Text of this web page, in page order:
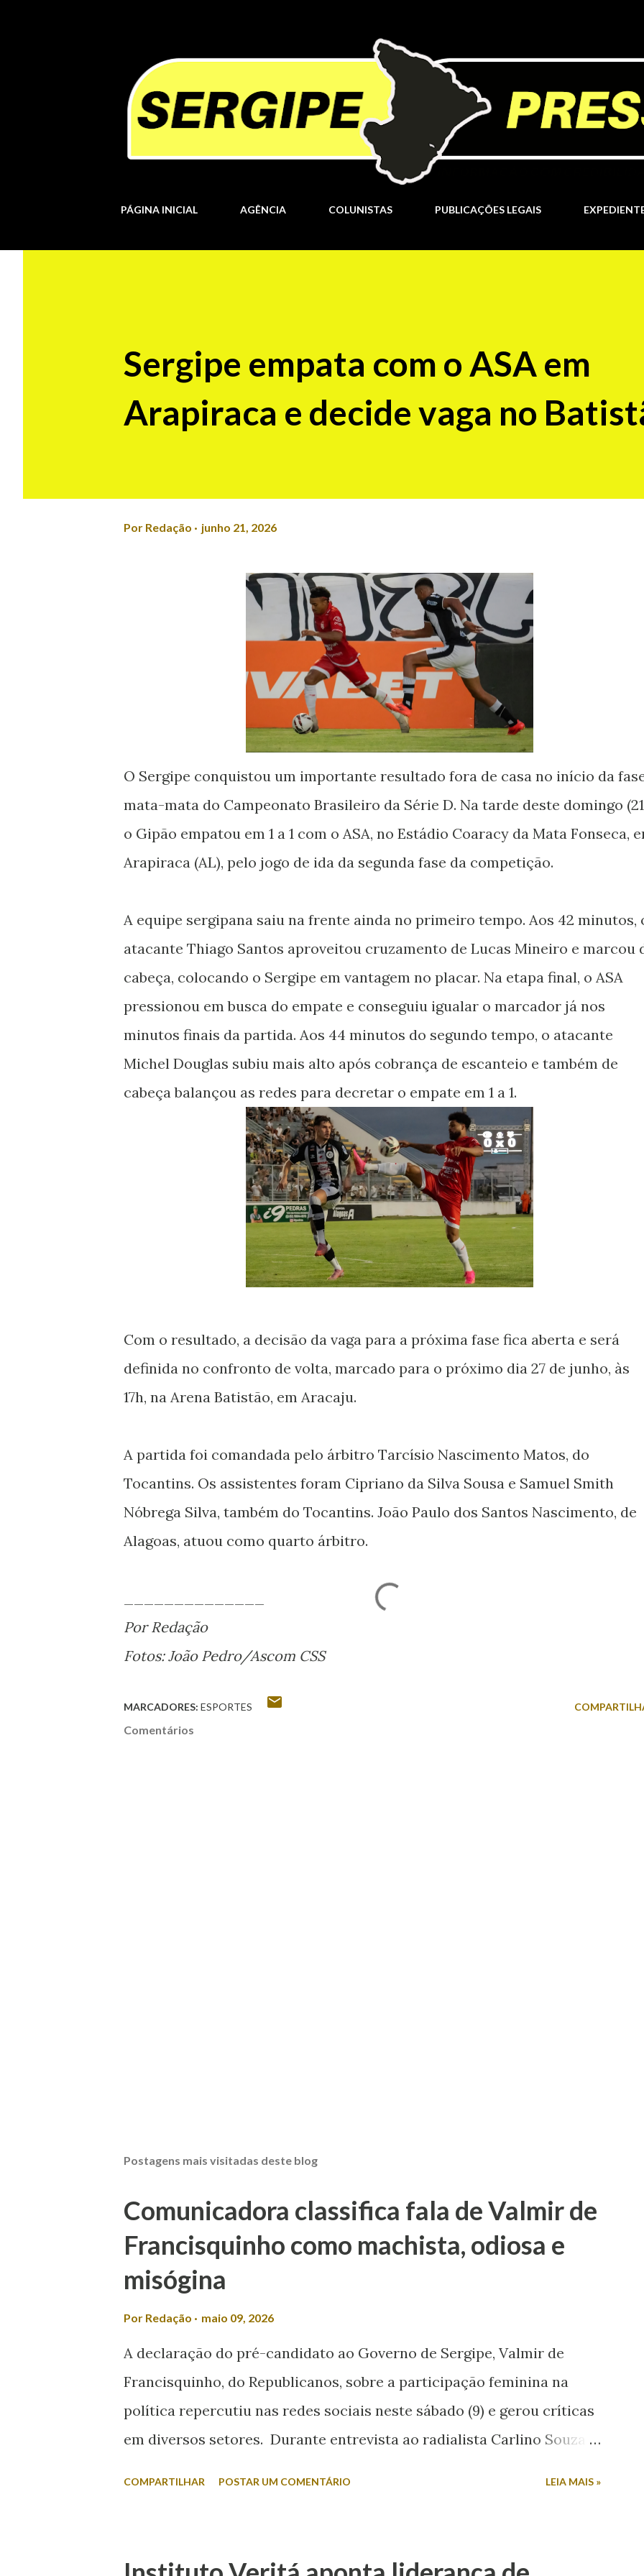
PÁGINA INICIAL AGÊNCIA COLUNISTAS PUBLICAÇÕES LEGAIS
Sergipe empata com o ASA em
Arapiraca e decide vaga no
Por Redação junho 21, 2026
O Sergipe conquistou um importante resultado fora de casa no início da
mata-mata do Campeonato Brasileiro da Série D. Na tarde deste domingo
o Gipão empatou em 1 a 1 com o ASA, no Estádio Coaracy da Mata Fonseca,
Arapiraca (AL), pelo jogo de ida da segunda fase da competição.
A equipe sergipana saiu na frente ainda no primeiro tempo. Aos 42 minutos,
atacante Thiago Santos aproveitou cruzamento de Lucas Mineiro e marcou
cabeça, colocando o Sergipe em vantagem no placar. Na etapa final, o ASA
pressionou em busca do empate e conseguiu igualar o marcador já nos
minutos finais da partida. Aos 44 minutos do segundo tempo, o atacante
Michel Douglas subiu mais alto após cobrança de escanteio e também de
cabeça balançou as redes para decretar o empate em 1 a 1.
Com o resultado, a decisão da vaga para a próxima fase fica aberta e será
definida no confronto de volta, marcado para o próximo dia 27 de junho, às
17h, na Arena Batistão, em Aracaju.
A partida foi comandada pelo árbitro Tarcísio Nascimento Matos, do
Tocantins. Os assistentes foram Cipriano da Silva Sousa e Samuel Smith
Nóbrega Silva, também do Tocantins. João Paulo dos Santos Nascimento, de
Alagoas, atuou como quarto árbitro.
Por Redação
Fotos: João Pedro/Ascom CSS
MARCADORES: ESPORTES
Comentários
Postagens mais visitadas deste blog
Comunicadora classifica fala de Valmir de
Francisquinho como machista, odiosa e
misógina
Por Redação maio 09, 2026
A declaração do pré-candidato ao Governo de Sergipe, Valmir de
Francisquinho, do Republicanos, sobre a participação feminina na
política repercutiu nas redes sociais neste sábado (9) e gerou críticas
em diversos setores. Durante entrevista ao radialista Carlino Souza,
COMPARTILHAR POSTAR UM COMENTÁRIO LEIA MAIS »